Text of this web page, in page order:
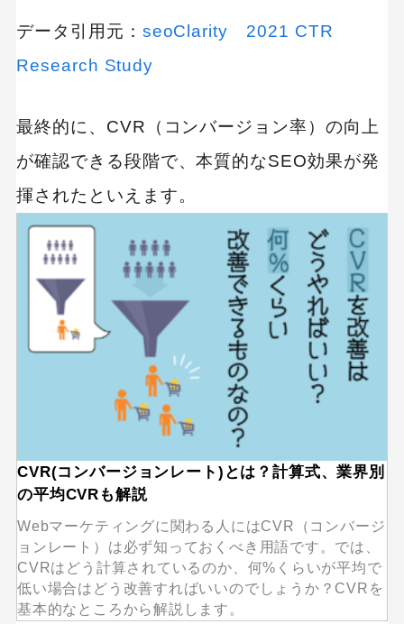
データ引用元： seoClarity 2021 CTR
Research Study
最終的に、CVR（コンバージョン率）の向上
が確認できる段階で、本質的なSEO効果が発
揮されたといえます。
CVR(コンバージョンレート)とは？計算式、業界別
の平均CVRも解説
Webマーケティングに関わる人にはCVR（コンバージ
ョンレート）は必ず知っておくべき用語です。では、
CVRはどう計算されているのか、何%くらいが平均で
低い場合はどう改善すればいいのでしょうか？CVRを
基本的なところから解説します。